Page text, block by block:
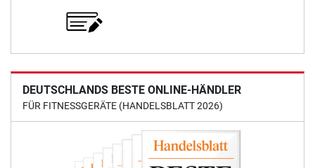
DEUTSCHLANDS BESTE ONLINE-HÄNDLER
FÜR FITNESSGERÄTE (HANDELSBLATT 2026)